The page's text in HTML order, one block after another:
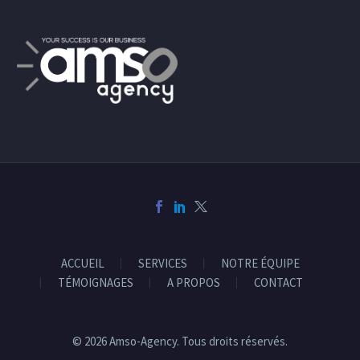
ACCUEIL SERVICES
NOTRE ÉQUIPE
TÉMOIGNAGES
A PROPOS CONTACT
© 2026 Amso-Agency. Tous droits réservés.